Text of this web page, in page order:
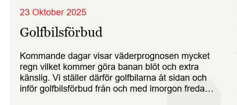
23 Oktober 2025
Golfbilsförbud
Kommande dagar visar väderprognosen mycket
regn vilket kommer göra banan blöt och extra
känslig. Vi ställer därför golfbilarna åt sidan och
inför golfbilsförbud från och med imorgon fredag